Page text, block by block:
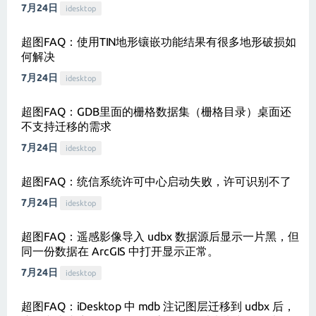
7月24日 idesktop
超图FAQ：使用TIN地形镶嵌功能结果有很多地形破损如
何解决
7月24日 idesktop
超图FAQ：GDB里面的栅格数据集（栅格目录）桌面还
不支持迁移的需求
7月24日 idesktop
超图FAQ：统信系统许可中心启动失败，许可识别不了
7月24日 idesktop
超图FAQ：遥感影像导入 udbx 数据源后显示一片黑，但
同一份数据在 ArcGIS 中打开显示正常。
7月24日 idesktop
超图FAQ：iDesktop 中 mdb 注记图层迁移到 udbx 后，